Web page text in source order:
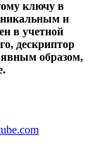
ключу в
и
в учетной
дескриптор
образом,